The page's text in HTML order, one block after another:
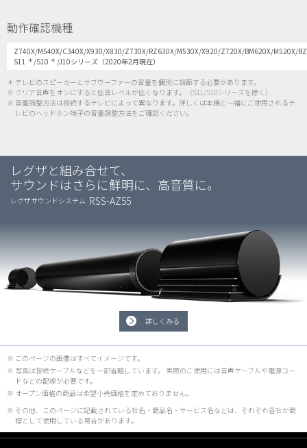
動作確認機種
Z740X/M540X/C340X/X930/X830/Z730X/RZ630X/M530X/X920/Z720X/BM620X/
S11 ＊ /S10 ＊ /J10シリーズ（2020年2月現在）
＊ テレビのスピーカーとサブウーファーの音量を個別に調節する必要があります。
※ クリア音声をオンにすると低音レベルが低くなります。（S11/S10シリーズを除く）
※ 音量調整方法は接続するテレビによって異なります。詳しくは本機と一緒にご使用されるテ
レビのヘッドホン端子の音量調整方法をご確認ください。
レグザと組み合せて、
サウンドはさらに鮮明に、高音質に。
レグザサウンドシステム RSS-AZ55
詳しくみる
※ このページの画像はすべてイメージです。
※ 写真は接続ケーブルなどを一部省略しています。 実際のご使用には音声ケーブルや電源コー
ドなどの配線が必要です。
※ オープン価格の商品は希望小売価格を定めておりません。
※ その他、このページに記載されている社名・商品名・サービス名などは、それぞれ各社が商
標として使用している場合があります。